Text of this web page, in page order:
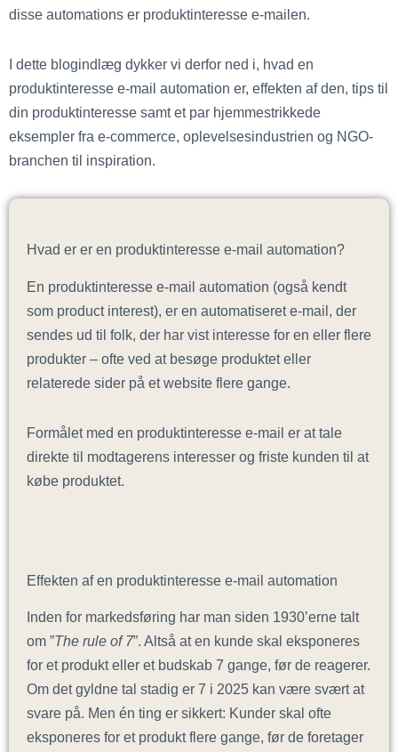
disse automations er produktinteresse e-mailen.
I dette blogindlæg dykker vi derfor ned i, hvad en
produktinteresse e-mail automation er, effekten af den, tips til
din produktinteresse samt et par hjemmestrikkede
eksempler fra e-commerce, oplevelsesindustrien og NGO-
branchen til inspiration.
Hvad er er en produktinteresse e-mail automation?
En produktinteresse e-mail automation (også kendt
som product interest), er en automatiseret e-mail, der
sendes ud til folk, der har vist interesse for en eller flere
produkter – ofte ved at besøge produktet eller
relaterede sider på et website flere gange.
Formålet med en produktinteresse e-mail er at tale
direkte til modtagerens interesser og friste kunden til at
købe produktet.
Effekten af en produktinteresse e-mail automation
Inden for markedsføring har man siden 1930’erne talt
om ”The rule of 7”. Altså at en kunde skal eksponeres
for et produkt eller et budskab 7 gange, før de reagerer.
Om det gyldne tal stadig er 7 i 2025 kan være svært at
svare på. Men én ting er sikkert: Kunder skal ofte
eksponeres for et produkt flere gange, før de foretager